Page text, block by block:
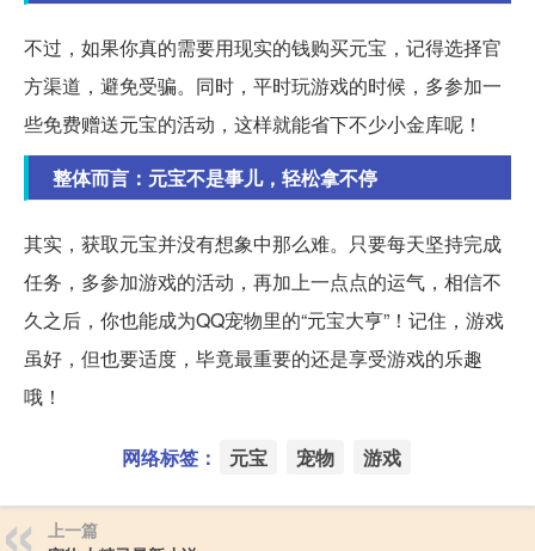
不过，如果你真的需要用现实的钱购买元宝，记得选择官
方渠道，避免受骗。同时，平时玩游戏的时候，多参加一
些免费赠送元宝的活动，这样就能省下不少小金库呢！
整体而言：元宝不是事儿，轻松拿不停
其实，获取元宝并没有想象中那么难。只要每天坚持完成
任务，多参加游戏的活动，再加上一点点的运气，相信不
久之后，你也能成为QQ宠物里的“元宝大亨”！记住，游戏
虽好，但也要适度，毕竟最重要的还是享受游戏的乐趣
哦！
网络标签： 元宝 宠物 游戏
上一篇